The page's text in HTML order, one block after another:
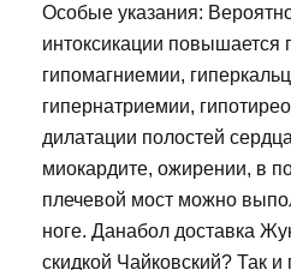
Особые указания:
интоксикации повышается
гипомагниемии,
гипернатриемии,
дилатации полостей
миокардите, ожирении, в
плечевой мост можно
ноге. Данабол доставка
скидкой Чайковский? Так и